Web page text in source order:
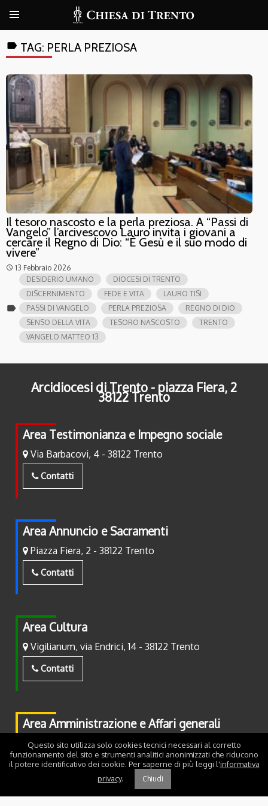
label TAG: PERLA PREZIOSA
Il tesoro nascosto e la perla preziosa. A “Passi di
Vangelo” l’arcivescovo Lauro invita i giovani a
cercare il Regno di Dio: “È Gesù e il suo modo di
vivere”
access_time 13 Febbraio 2026
label
DESIDERIO UMANO
DIOCESI DI TRENTO
DISCERNIMENTO
FEDE E VITA
LAURO TISI
PASSI DI VANGELO
PERLA PREZIOSA
REGNO DI DIO
SENSO DELLA VITA
TESORO NASCOSTO
TRENTO
VANGELO MATTEO 13
Arcidiocesi di Trento - piazza Fiera, 2
38122 Trento
Area Testimonianza e Impegno sociale
Via Barbacovi, 4 - 38122 Trento
Contatti
Area Annuncio e Sacramenti
Piazza Fiera, 2 - 38122 Trento
Contatti
Area Cultura
Vigilianum, via Endrici, 14 - 38122 Trento
Contatti
Area Amministrazione e Affari generali
Piazza Fiera, 2 - 38122 Trento
Contatti
Questo sito utilizza solo cookies tecnici necessari al corretto
funzionamento del sito e strumenti analitici anonimizzati che riducono
il potere identificativo dei cookie. Per saperne di più leggi l'informativa
privacy. Chiudi